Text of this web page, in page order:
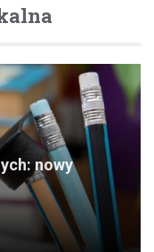
nowy